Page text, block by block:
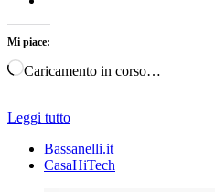
Mi piace:
Caricamento in corso…
Leggi tutto
Bassanelli.it
CasaHiTech